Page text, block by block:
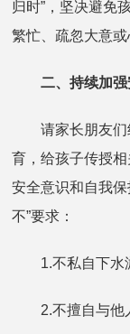
归时”，坚决避免
繁忙、疏忽大意或
二、持续加强
请家长朋友们
育，给孩子传授
安全意识和自我
不”要求：
1.不私自下水
2.不擅自与他